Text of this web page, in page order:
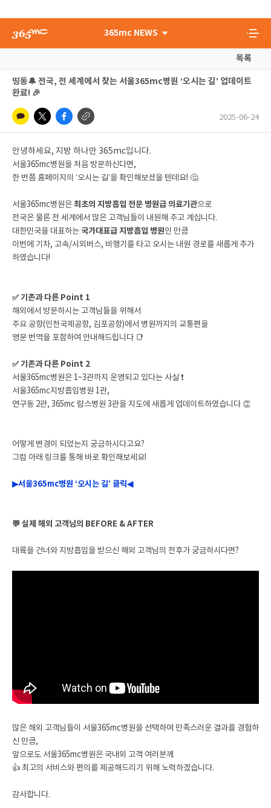
365mc NEWS
목록
띵동🔔 전국, 전 세계에서 찾는 서울365mc병원 ‘오시는 길’ 업데이트
완료! 🎉
2025-06-24
안녕하세요, 지방 하나만 365mc입니다.
서울365mc병원을 처음 방문하신다면,
한 번쯤 홈페이지의 ‘오시는 길’을 확인해보셨을 텐데요! 🤔
서울365mc병원은최초의 지방흡입 전문 병원급 의료기관으로
전국은 물론 전 세계에서 많은 고객님들이 내원해 주고 계십니다.
대한민국을 대표하는 국가대표급 지방흡입 병원인 만큼
이번에 기차, 고속/시외버스, 비행기를 타고 오시는 내원 경로를 새롭게 추가
하였습니다!
✅ 기존과 다른 Point 1
해외에서 방문하시는 고객님들을 위해서
주요 공항(인천국제공항, 김포공항)에서 병원까지의 교통편을
영문 번역을 포함하여 안내해드립니다 📑
✅ 기존과 다른 Point 2
서울365mc병원은 1~3관까지 운영되고 있다는 사실 ❗
서울365mc지방흡입병원 1관,
연구동 2관, 365mc 람스병원 3관을 지도에 새롭게 업데이트하였습니다 👏
어떻게 변경이 되었는지 궁금하시다고요?
그럼 아래 링크를 통해 바로 확인해보세요!
▶서울365mc병원 ‘오시는 길’ 클릭◀
💬 실제 해외 고객님의 BEFORE & AFTER
대륙을 건너와 지방흡입을 받으신 해외 고객님의 전후가 궁금하시다면?
많은 해외 고객님들이 서울365mc병원을 선택하여 만족스러운 결과를 경험하
신 만큼,
앞으로도 서울365mc병원은 국내외 고객 여러분께
👍 최고의 서비스와 편의를 제공해드리기 위해 노력하겠습니다.
감사합니다.